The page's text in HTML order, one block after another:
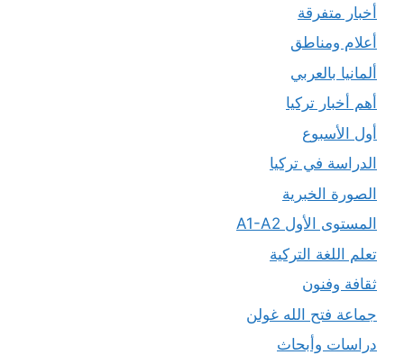
أخبار متفرقة
أعلام ومناطق
ألمانيا بالعربي
أهم أخبار تركيا
أول الأسبوع
الدراسة في تركيا
الصورة الخبرية
المستوى الأول A1-A2
تعلم اللغة التركية
ثقافة وفنون
جماعة فتح الله غولن
دراسات وأبحاث